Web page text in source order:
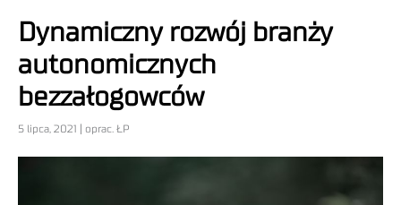
Dynamiczny rozwój branży
autonomicznych
bezzałogowców
5 lipca, 2021 | oprac. ŁP